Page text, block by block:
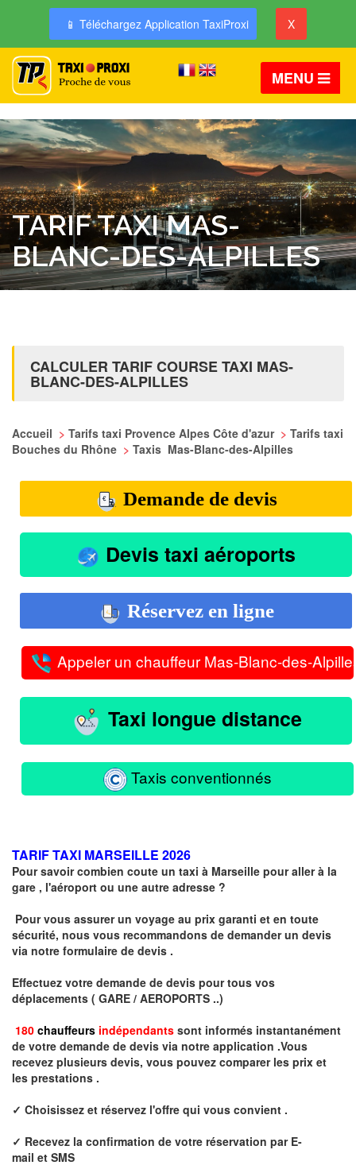
📱 Téléchargez Application TaxiProxi X
MENU
TARIF TAXI MAS-
BLANC-DES-ALPILLES
CALCULER TARIF COURSE TAXI MAS-
BLANC-DES-ALPILLES
Accueil > Tarifs taxi Provence Alpes Côte d'azur > Tarifs taxi
Bouches du Rhône > Taxis Mas-Blanc-des-Alpilles
Demande de devis
Devis taxi aéroports
Réservez en ligne
Appeler un chauffeur Mas-Blanc-des-
Taxi longue distance
Taxis conventionnés
TARIF TAXI MARSEILLE 2026
Pour savoir combien coute un taxi à Marseille pour aller à la
gare , l'aéroport ou une autre adresse ?
Pour vous assurer un voyage au prix garanti et en toute
sécurité, nous vous recommandons de demander un devis
via notre formulaire de devis .
Effectuez votre demande de devis pour tous vos
déplacements ( GARE / AEROPORTS ..)
180 chauffeurs indépendants sont informés instantanément
de votre demande de devis via notre application .Vous
recevez plusieurs devis, vous pouvez comparer les prix et
les prestations .
✓ Choisissez et réservez l'offre qui vous convient .
✓ Recevez la confirmation de votre réservation par E-
mail et SMS